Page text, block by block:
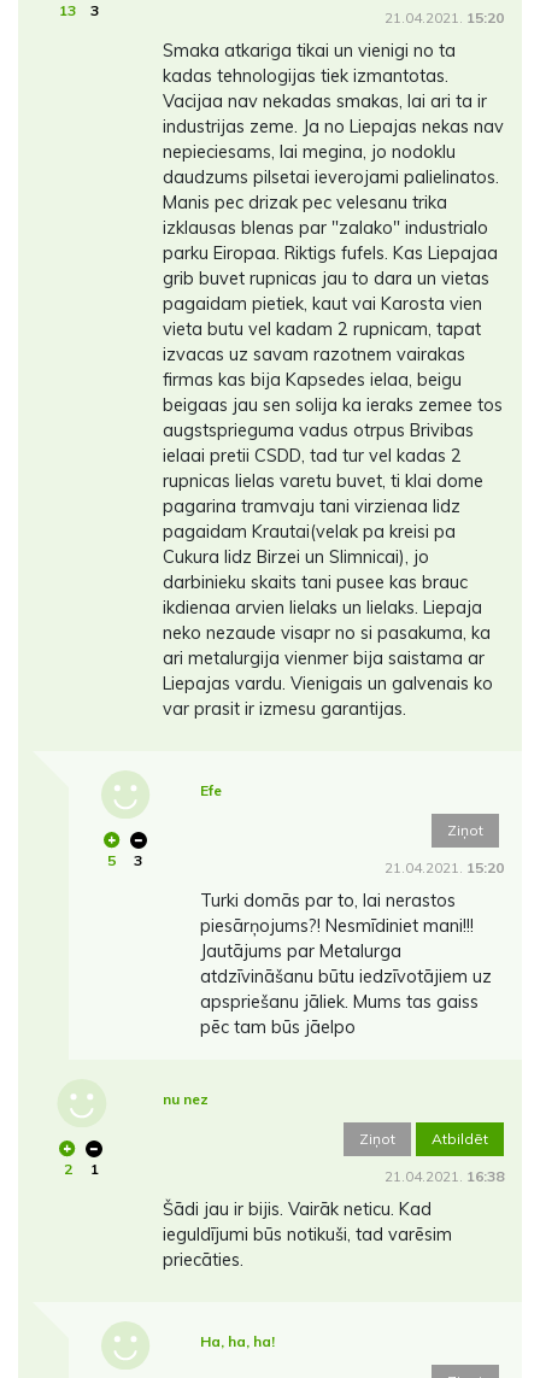
13 3 21.04.2021. 15:20
Smaka atkariga tikai un vienigi no ta
kadas tehnologijas tiek izmantotas.
Vacijaa nav nekadas smakas, lai ari ta ir
industrijas zeme. Ja no Liepajas nekas nav
nepieciesams, lai megina, jo nodoklu
daudzums pilsetai ieverojami palielinatos.
Manis pec drizak pec velesanu trika
izklausas blenas par "zalako" industrialo
parku Eiropaa. Riktigs fufels. Kas Liepajaa
grib buvet rupnicas jau to dara un vietas
pagaidam pietiek, kaut vai Karosta vien
vieta butu vel kadam 2 rupnicam, tapat
izvacas uz savam razotnem vairakas
firmas kas bija Kapsedes ielaa, beigu
beigaas jau sen solija ka ieraks zemee tos
augstsprieguma vadus otrpus Brivibas
ielaai pretii CSDD, tad tur vel kadas 2
rupnicas lielas varetu buvet, ti klai dome
pagarina tramvaju tani virzienaa lidz
pagaidam Krautai(velak pa kreisi pa
Cukura lidz Birzei un Slimnicai), jo
darbinieku skaits tani pusee kas brauc
ikdienaa arvien lielaks un lielaks. Liepaja
neko nezaude visapr no si pasakuma, ka
ari metalurgija vienmer bija saistama ar
Liepajas vardu. Vienigais un galvenais ko
var prasit ir izmesu garantijas.
5 3
Efe
Ziņot
21.04.2021. 15:20
Turki domās par to, lai nerastos
piesārņojums?! Nesmīdiniet mani!!!
Jautājums par Metalurga
atdzīvināšanu būtu iedzīvotājiem uz
apspriešanu jāliek. Mums tas gaiss
pēc tam būs jāelpo
2 1
nu nez
Ziņot Atbildēt
21.04.2021. 16:38
Šādi jau ir bijis. Vairāk neticu. Kad
ieguldījumi būs notikuši, tad varēsim
priecāties.
Ha, ha, ha!